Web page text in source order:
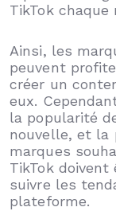
TikTok chaque
Ainsi, les
peuvent
créer un
eux.
la popularité
nouvelle, et la
marques
TikTok
suivre les
plateforme.